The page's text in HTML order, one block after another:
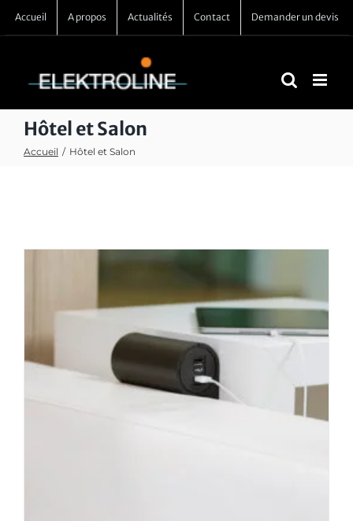
Accueil A propos Actualités Contact Demander un devis
Hôtel et Salon
Accueil / Hôtel et Salon